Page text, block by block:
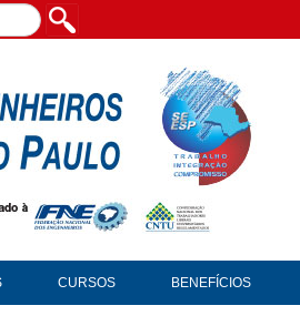
CURSOS BENEFÍCIOS